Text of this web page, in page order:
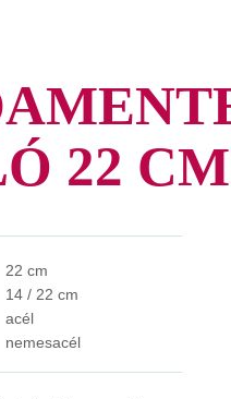
22 CM
22 cm
14 / 22 cm
acél
nemesacél